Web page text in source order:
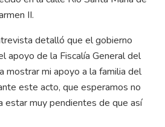
II.
detalló que el gobierno
apoyo de la Fiscalía General del
mostrar mi apoyo a la familia del
este acto, que esperamos no
estar muy pendientes de que así